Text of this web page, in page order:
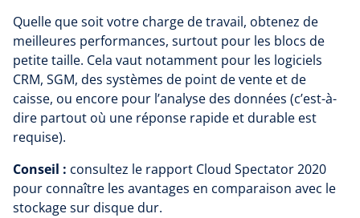
Quelle que soit votre charge de travail, obtenez de
meilleures performances, surtout pour les blocs de
petite taille. Cela vaut notamment pour les logiciels
CRM, SGM, des systèmes de point de vente et de
caisse, ou encore pour l’analyse des données (c’est-à-
dire partout où une réponse rapide et durable est
requise).
Conseil : consultez le rapport Cloud Spectator 2020
pour connaître les avantages en comparaison avec le
stockage sur disque dur.